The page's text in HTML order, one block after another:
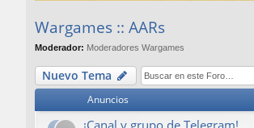
Wargames :: AARs
Moderador: Moderadores Wargames
Nuevo Tema
Anuncios